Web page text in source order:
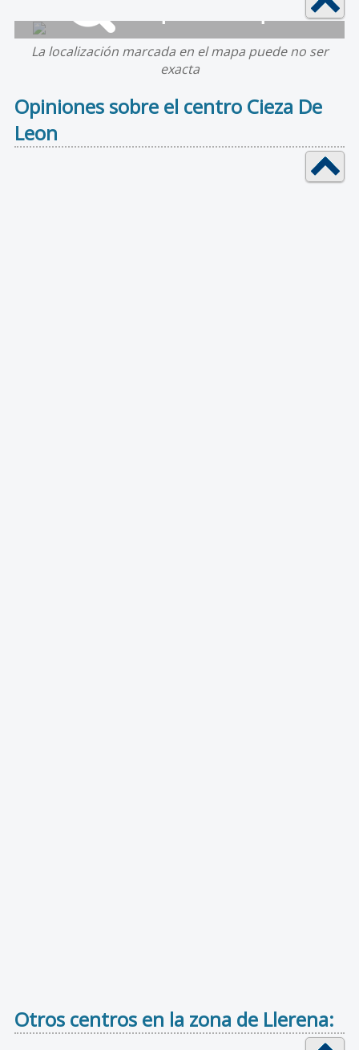
La localización marcada en el mapa puede no ser
exacta
Opiniones sobre el centro Cieza De
Leon
Otros centros en la zona de Llerena: